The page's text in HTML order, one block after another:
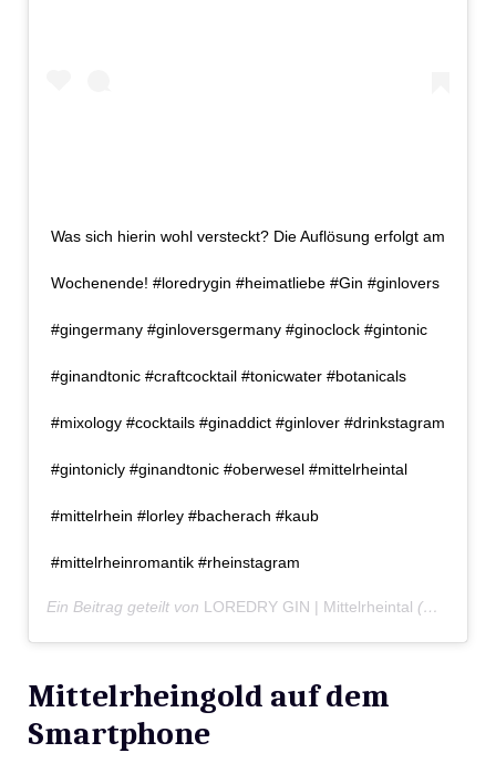
Was sich hierin wohl versteckt? Die Auflösung erfolgt am
Wochenende! #loredrygin #heimatliebe #Gin #ginlovers
#gingermany #ginloversgermany #ginoclock #gintonic
#ginandtonic #craftcocktail #tonicwater #botanicals
#mixology #cocktails #ginaddict #ginlover #drinkstagram
#gintonicly #ginandtonic #oberwesel #mittelrheintal
#mittelrhein #lorley #bacherach #kaub
#mittelrheinromantik #rheinstagram
Ein Beitrag geteilt von LOREDRY GIN | Mittelrheintal (@loredrygin) am
Mittelrheingold auf dem
Smartphone